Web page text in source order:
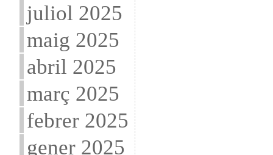
juliol 2025
maig 2025
abril 2025
març 2025
febrer 2025
gener 2025